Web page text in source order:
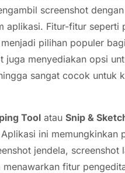
screenshot
aplikasi. Fitur-fitur seperti
pilihan populer bagi
juga menyediakan opsi
sangat cocok untuk
Tool atau Snip &
ini memungkinkan
jendela, screenshot
fitur